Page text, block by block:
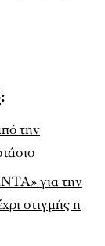
:
την
για την
στιγμής η